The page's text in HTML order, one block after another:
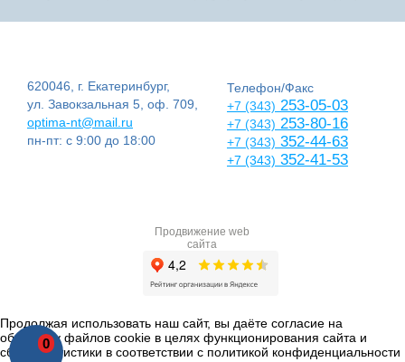
0
620046, г. Екатеринбург,
ул. Завокзальная 5, оф. 709,
optima-nt@mail.ru
пн-пт: с 9:00 до 18:00
Телефон/Факс
+7 (343) 253-05-03
+7 (343) 253-80-16
+7 (343) 352-44-63
+7 (343) 352-41-53
Продвижение web
сайта
Продолжая использовать наш сайт, вы даёте согласие на
обработку файлов cookie в целях функционирования сайта и
сбора статистики в соответствии с политикой конфиденциальности